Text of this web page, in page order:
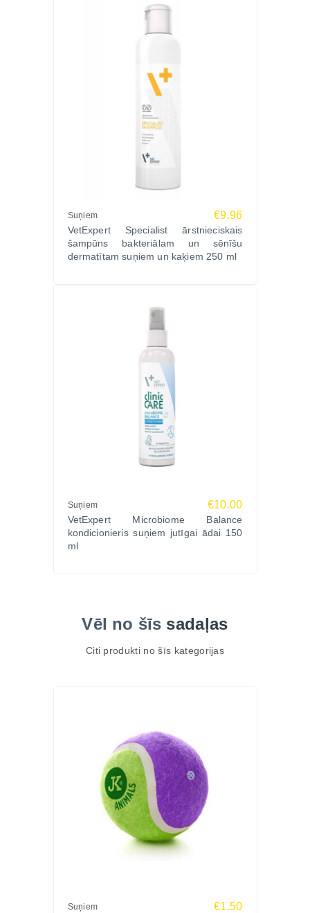
Jā, līdz 6 mēnešiem vai ilgāk pēc veterinārārsta
Kapsulu var atvērt un saturu sajaukt ar barību vai dot
un nodrošini savam kaķim mērķtiecīgu nieru atbalstu
Pasūti Zoopasaule.lv – ātra piegāde un profesionāla
pieeja kaķu veselībai.
Suņiem €9.96
VetExpert Specialist ārstnieciskais
šampūns bakteriālam un sēnīšu
dermatītam suņiem un kaķiem 250 ml
Suņiem €10.00
VetExpert Microbiome Balance
kondicionieris suņiem jutīgai ādai 150
ml
Vēl no šīs sadaļas
Citi produkti no šīs kategorijas
Suņiem €1.50